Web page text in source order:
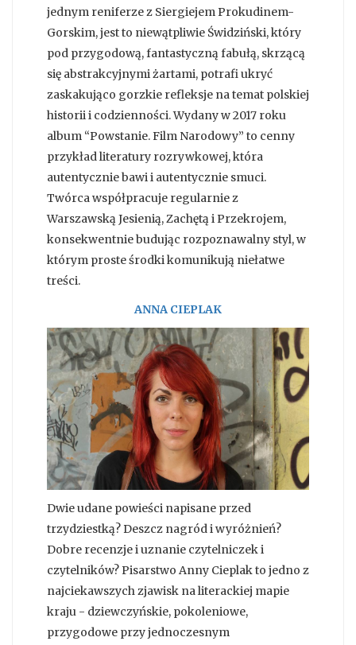
jednym reniferze z Siergiejem Prokudinem-
Gorskim, jest to niewątpliwie Świdziński, który
pod przygodową, fantastyczną fabułą, skrzącą
się abstrakcyjnymi żartami, potrafi ukryć
zaskakująco gorzkie refleksje na temat polskiej
historii i codzienności. Wydany w 2017 roku
album “Powstanie. Film Narodowy” to cenny
przykład literatury rozrywkowej, która
autentycznie bawi i autentycznie smuci.
Twórca współpracuje regularnie z
Warszawską Jesienią, Zachętą i Przekrojem,
konsekwentnie budując rozpoznawalny styl, w
którym proste środki komunikują niełatwe
treści.
ANNA CIEPLAK
Dwie udane powieści napisane przed
trzydziestką? Deszcz nagród i wyróżnień?
Dobre recenzje i uznanie czytelniczek i
czytelników? Pisarstwo Anny Cieplak to jedno z
najciekawszych zjawisk na literackiej mapie
kraju - dziewczyńskie, pokoleniowe,
przygodowe przy jednoczesnym